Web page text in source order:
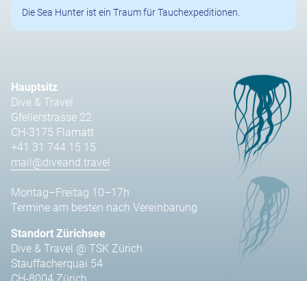
Die Sea Hunter ist ein Traum für Tauchexpeditionen.
Hauptsitz
Dive & Travel
Gfellerstrasse 22
CH-3175 Flamatt
+41 31 744 15 15
mail@diveand.travel
Montag–Freitag 10–17h
Termine am besten nach Vereinbarung
Standort Zürichsee
Dive & Travel @ TSK Zürich
Stauffacherquai 54